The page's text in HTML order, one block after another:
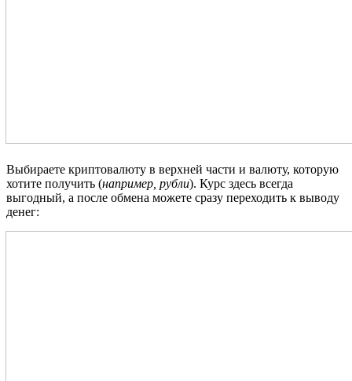
Выбираете криптовалюту в верхней части и валюту, которую
хотите получить (например, рубли). Курс здесь всегда
выгодный, а после обмена можете сразу переходить к выводу
денег: